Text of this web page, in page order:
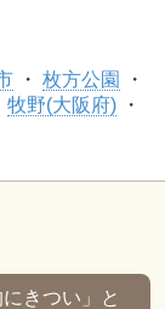
枚方公園
牧野(大阪府)
きつい」と